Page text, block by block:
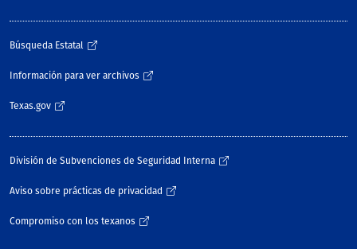
Búsqueda Estatal
Información para ver archivos
Texas.gov
División de Subvenciones de Seguridad Interna
Aviso sobre prácticas de privacidad
Compromiso con los texanos